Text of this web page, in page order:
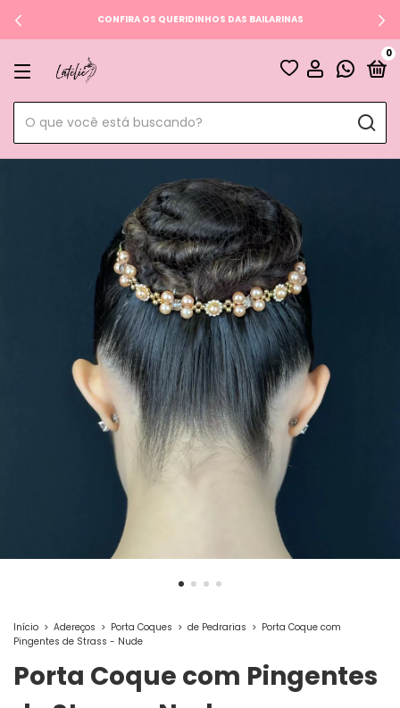
CONFIRA OS QUERIDINHOS DAS BAILARINAS
0
Início > Adereços > Porta Coques > de Pedrarias > Porta Coque com
Pingentes de Strass - Nude
Porta Coque com Pingentes